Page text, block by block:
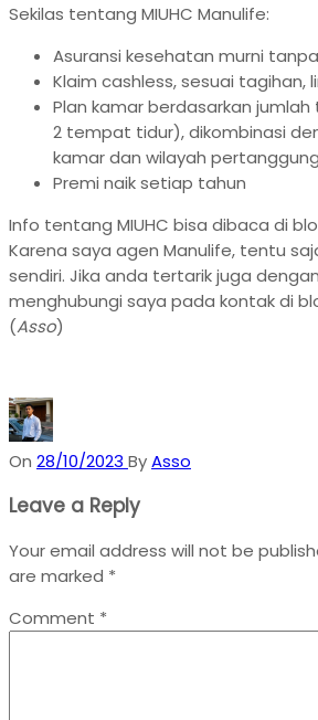
Sekilas tentang MIUHC Manulife:
Asuransi kesehatan murni
Klaim cashless, sesuai tagihan,
Plan kamar berdasarkan
2 tempat tidur), dikombinasi
kamar dan wilayah
Premi naik setiap tahun
Info tentang MIUHC bisa dibaca di
Karena saya agen Manulife, tentu
sendiri. Jika anda tertarik juga dengan
menghubungi saya pada kontak di
(Asso)
On 28/10/2023 ByAsso
Leave a Reply
Your email address will not be
are marked *
Comment *